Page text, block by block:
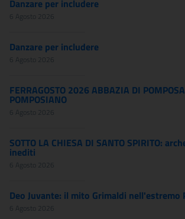
Danzare per includere
6 Agosto 2026
Danzare per includere
6 Agosto 2026
FERRAGOSTO 2026 ABBAZIA DI
POMPOSIANO
6 Agosto 2026
SOTTO LA CHIESA DI SANTO SPIRITO:
inediti
6 Agosto 2026
Deo Juvante: il mito Grimaldi nell'estremo
6 Agosto 2026